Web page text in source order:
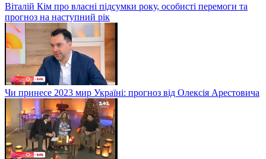
Віталій Кім про власні підсумки року, особисті перемоги та
прогноз на наступний рік
Чи принесе 2023 мир Україні: прогноз від Олексія Арестовича